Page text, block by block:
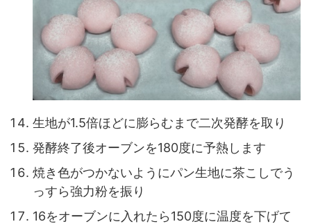
生地が1.5倍ほどに膨らむまで二次発酵を取り
発酵終了後オーブンを180度に予熱します
焼き色がつかないようにパン生地に茶こしでう
っすら強力粉を振り
16をオーブンに入れたら150度に温度を下げて